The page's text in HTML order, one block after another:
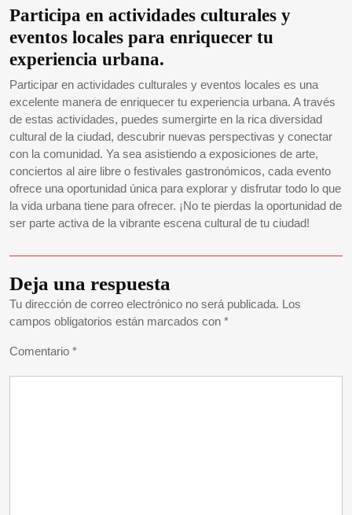
Participa en actividades culturales y
eventos locales para enriquecer tu
experiencia urbana.
Participar en actividades culturales y eventos locales es una
excelente manera de enriquecer tu experiencia urbana. A través
de estas actividades, puedes sumergirte en la rica diversidad
cultural de la ciudad, descubrir nuevas perspectivas y conectar
con la comunidad. Ya sea asistiendo a exposiciones de arte,
conciertos al aire libre o festivales gastronómicos, cada evento
ofrece una oportunidad única para explorar y disfrutar todo lo que
la vida urbana tiene para ofrecer. ¡No te pierdas la oportunidad de
ser parte activa de la vibrante escena cultural de tu ciudad!
Deja una respuesta
Tu dirección de correo electrónico no será publicada. Los
campos obligatorios están marcados con *
Comentario *